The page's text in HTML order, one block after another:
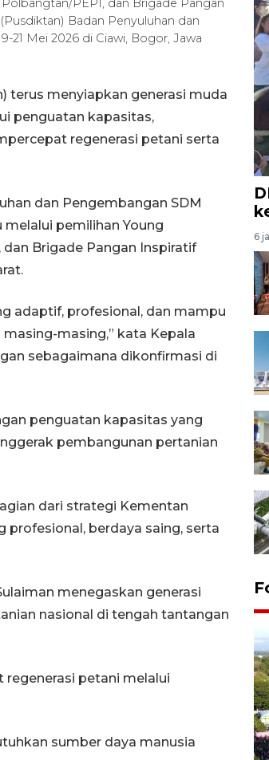
PEPI, dan Brigade Pangan
Badan Penyuluhan dan
21 Mei 2026 di Ciawi, Bogor, Jawa
terus menyiapkan generasi muda
penguatan kapasitas,
regenerasi petani serta
dan Pengembangan SDM
pemilihan Young
Brigade Pangan Inspiratif
adaptif, profesional, dan mampu
masing,” kata Kepala
sebagaimana dikonfirmasi di
penguatan kapasitas yang
pembangunan pertanian
dari strategi Kementan
berdaya saing, serta
menegaskan generasi
nasional di tengah tantangan
petani melalui
sumber daya manusia
6
HUT KE-78
REPUBLIK INDONESIA DI